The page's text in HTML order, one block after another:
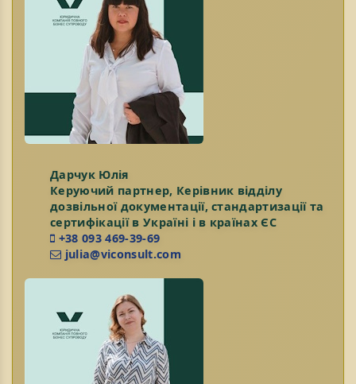
Дарчук Юлія
Керуючий партнер, Керівник відділу
дозвільної документації, стандартизації та
сертифікації в Україні і в країнах ЄС
+38 093 469-39-69
julia@viconsult.com